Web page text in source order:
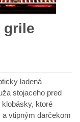
grile
ladená
stojaceho pred
ktoré
vtipným darčekom